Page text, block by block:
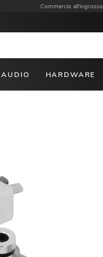
Commercio all'ingrosso
AUDIO HARDWARE